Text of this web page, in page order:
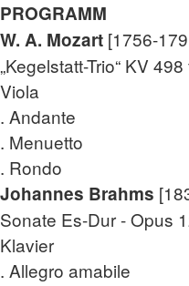
PROGRAMM
W. A. Mozart [1756-
„Kegelstatt-Trio“ KV
Viola
. Andante
. Menuetto
. Rondo
Johannes Brahms
Sonate Es-Dur - Opus
Klavier
. Allegro amabile